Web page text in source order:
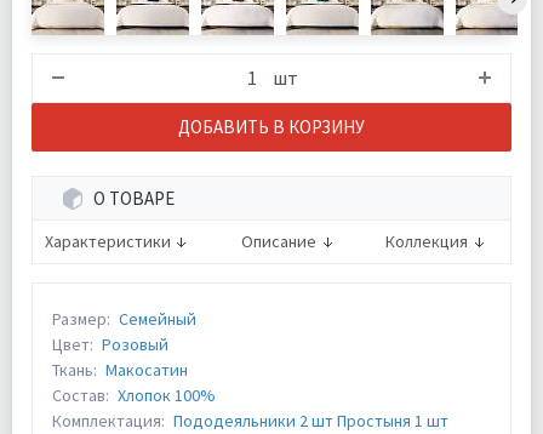
шт
ДОБАВИТЬ В КОРЗИНУ
О ТОВАРЕ
Характеристики Описание Коллекция
Размер: Семейный
Цвет: Розовый
Ткань: Макосатин
Состав: Хлопок 100%
Комплектация: Пододеяльники 2 шт Простыня 1 шт